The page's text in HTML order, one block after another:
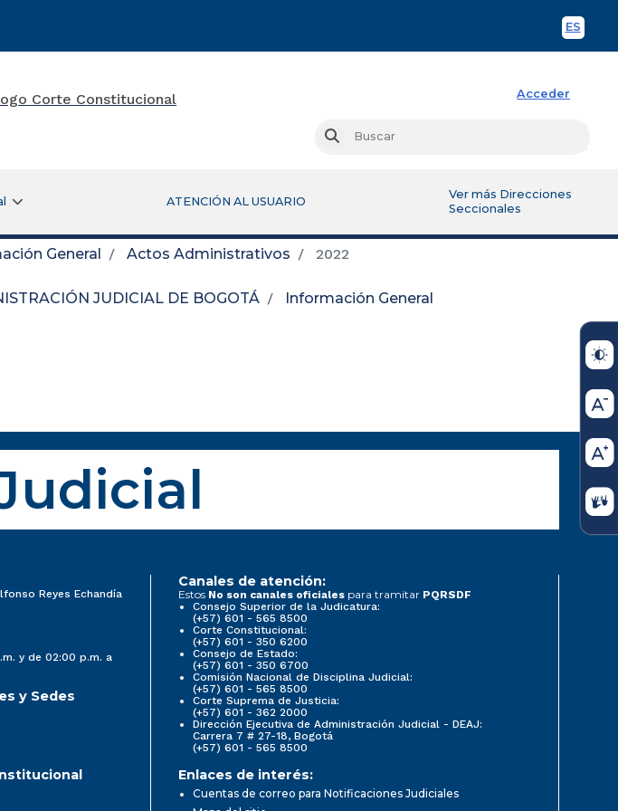
ES
Acceder
Buscar
ATENCIÓN AL USUARIO
Ver más Direcciones
Seccionales
General Actos Administrativos 2022
JUDICIAL DE BOGOTÁ
Información General
Reyes Echandía
y de 02:00 p.m. a
y Sedes
Canales de atención:
Estos No son canales oficiales para tramitar PQRSDF
Consejo Superior de la Judicatura:
(+57) 601 - 565 8500
Corte Constitucional:
(+57) 601 - 350 6200
Consejo de Estado:
(+57) 601 - 350 6700
Comisión Nacional de Disciplina Judicial:
(+57) 601 - 565 8500
Corte Suprema de Justicia:
(+57) 601 - 362 2000
Dirección Ejecutiva de Administración Judicial - DEAJ:
Carrera 7 # 27-18, Bogotá
(+57) 601 - 565 8500
Enlaces de interés:
Cuentas de correo para Notificaciones Judiciales